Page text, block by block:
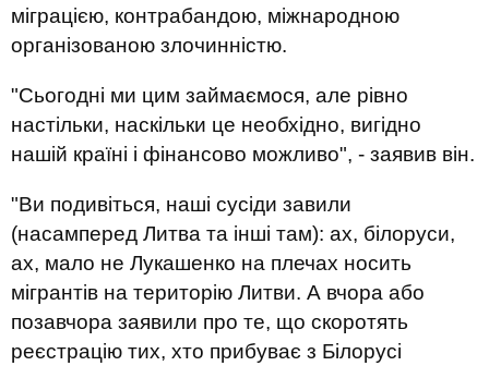
міграцією, контрабандою, міжнародною
організованою злочинністю.
"Сьогодні ми цим займаємося, але рівно
настільки, наскільки це необхідно, вигідно
нашій країні і фінансово можливо", - заявив він.
"Ви подивіться, наші сусіди завили
(насамперед Литва та інші там): ах, білоруси,
ах, мало не Лукашенко на плечах носить
мігрантів на територію Литви. А вчора або
позавчора заявили про те, що скоротять
реєстрацію тих, хто прибуває з Білорусі